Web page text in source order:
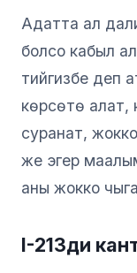
Адатта ал
болсо кабыл
тийгизбе деп
көрсөтө алат,
суранат,
же эгер
аны жокко
I-213ди